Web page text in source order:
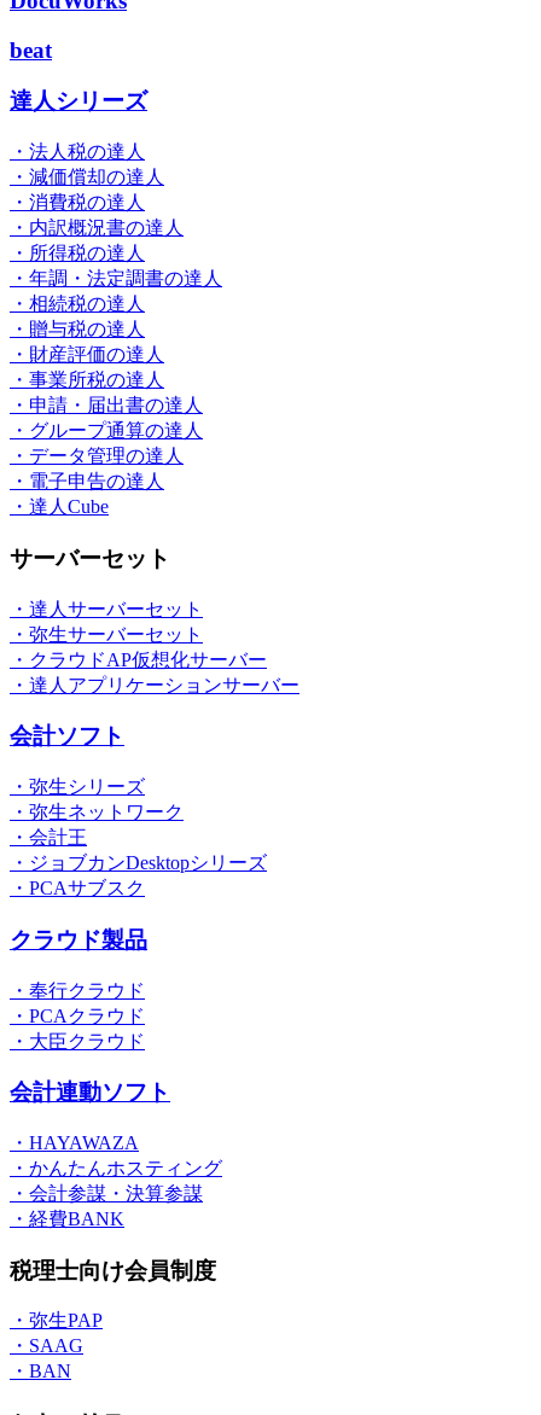
beat
達人シリーズ
・法人税の達人
・減価償却の達人
・消費税の達人
・内訳概況書の達人
・所得税の達人
・年調・法定調書の達人
・相続税の達人
・贈与税の達人
・財産評価の達人
・事業所税の達人
・申請・届出書の達人
・グループ通算の達人
・データ管理の達人
・電子申告の達人
・達人Cube
サーバーセット
・達人サーバーセット
・弥生サーバーセット
・クラウドAP仮想化サーバー
・達人アプリケーションサーバー
会計ソフト
・弥生シリーズ
・弥生ネットワーク
・会計王
・ジョブカンDesktopシリーズ
・PCAサブスク
クラウド製品
・奉行クラウド
・PCAクラウド
・大臣クラウド
会計連動ソフト
・HAYAWAZA
・かんたんホスティング
・会計参謀・決算参謀
・経費BANK
税理士向け会員制度
・弥生PAP
・SAAG
・BAN